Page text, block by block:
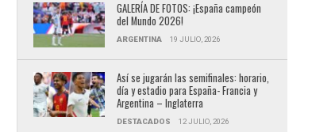
GALERÍA DE FOTOS: ¡España campeón
del Mundo 2026!
ARGENTINA 19 JULIO, 2026
Así se jugarán las semifinales: horario,
día y estadio para España- Francia y
Argentina – Inglaterra
DESTACADOS 12 JULIO, 2026